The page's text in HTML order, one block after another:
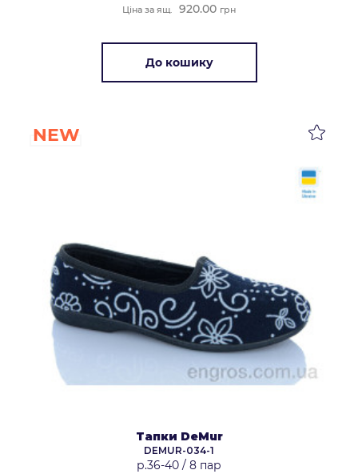
Ціна за ящ. 920.00 грн
До кошику
NEW
Тапки DeMur
DEMUR-034-1
р.36-40 / 8 пар